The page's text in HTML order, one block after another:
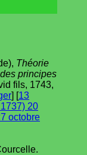
Théorie
principes
fils, 1743,
] [13
20
octobre